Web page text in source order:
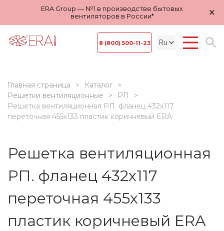
ERA Group — №1 в производстве бытовых
вентиляторов в России*
×
8 (800) 500-11-23
Главная страница
Каталог
Решетки вентиляционные
РП
Решетка вентиляционная РП. фланец 432х117
переточная 455х133 пластик коричневый ERA
Решетка вентиляционная
РП. фланец 432х117
переточная 455х133
пластик коричневый ERA